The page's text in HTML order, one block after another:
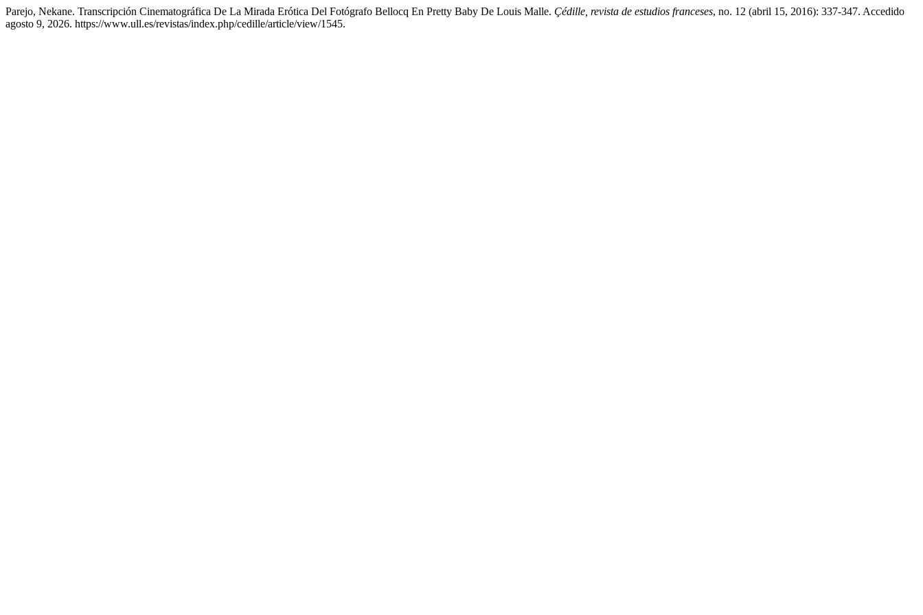
Parejo, Nekane. Transcripción Cinematográfica De La Mirada Erótica Del Fotógrafo Bellocq En Pretty Baby De Louis Malle. Çédille, revista de estudios franceses, no. 12 (abril 15, 2016): 337-347. Accedido
agosto 9, 2026. https://www.ull.es/revistas/index.php/cedille/article/view/1545.